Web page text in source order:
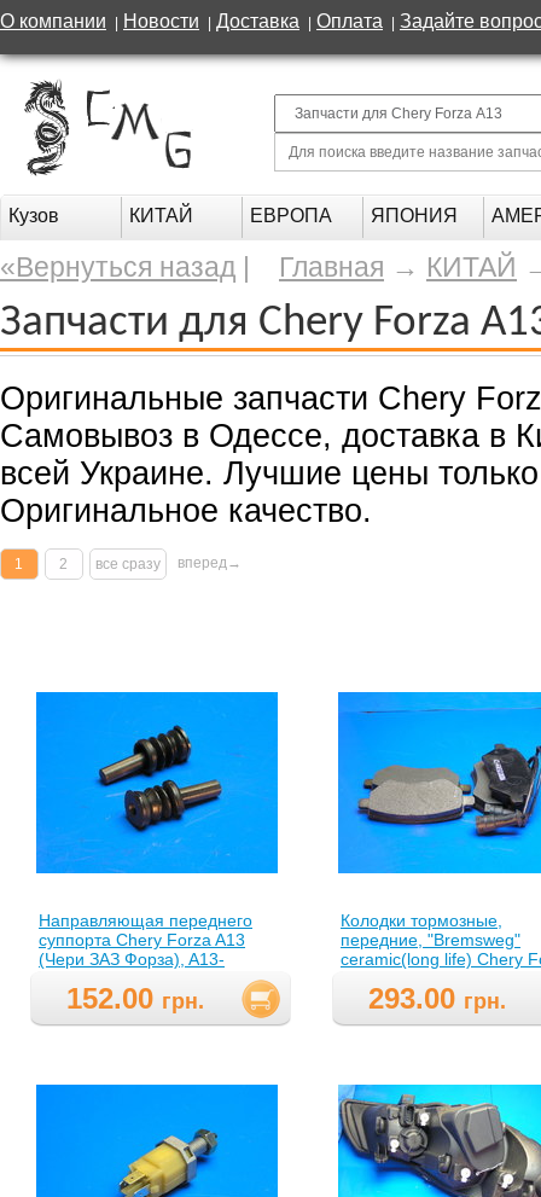
О компании Новости Доставка Оплата Задайте
Кузов КИТАЙ ЕВРОПА ЯПОНИЯ
«Вернуться назад Главная → КИТАЙ
Запчасти для Chery Forza
Оригинальные запчасти Chery
Самовывоз в Одессе, доставка в
всей Украине. Лучшие цены
Оригинальное качество.
1 2 все сразу вперед→
Направляющая переднего
суппорта Chery Forza A13
(Чери ЗАЗ Форза), A13-
XLB3501067(A13XLB3501067
152.00 грн.
Колодки тормозные,
передние, "Bremsweg"
ceramic(long life) Chery
293.00 грн.